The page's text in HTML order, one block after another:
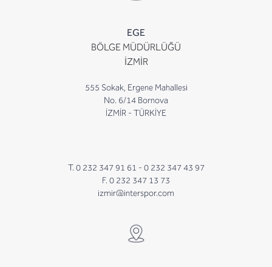
EGE
BÖLGE MÜDÜRLÜĞÜ
İZMİR
555 Sokak, Ergene Mahallesi
No. 6/14 Bornova
İZMİR - TÜRKİYE
T. 0 232 347 91 61 - 0 232 347 43 97
F. 0 232 347 13 73
izmir@interspor.com